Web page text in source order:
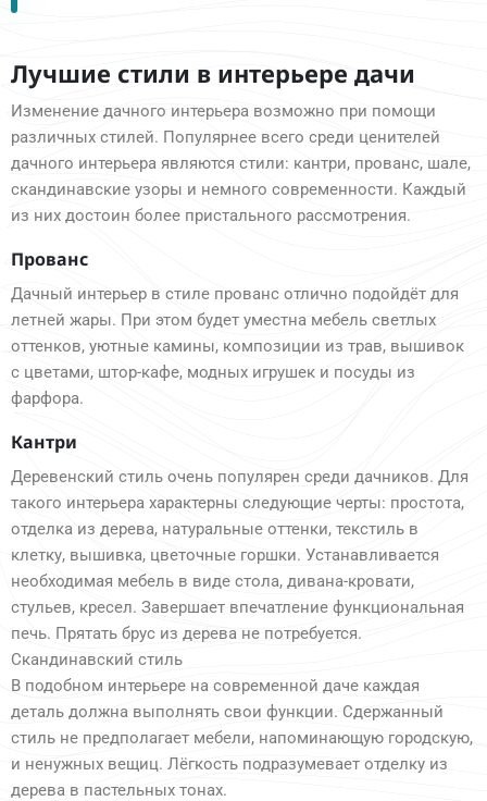
Лучшие стили в интерьере дачи
Изменение дачного интерьера возможно при помощи
различных стилей. Популярнее всего среди ценителей
дачного интерьера являются стили: кантри, прованс, шале,
скандинавские узоры и немного современности. Каждый
из них достоин более пристального рассмотрения.
Прованс
Дачный интерьер в стиле прованс отлично подойдёт для
летней жары. При этом будет уместна мебель светлых
оттенков, уютные камины, композиции из трав, вышивок
с цветами, штор-кафе, модных игрушек и посуды из
фарфора.
Кантри
Деревенский стиль очень популярен среди дачников. Для
такого интерьера характерны следующие черты: простота,
отделка из дерева, натуральные оттенки, текстиль в
клетку, вышивка, цветочные горшки. Устанавливается
необходимая мебель в виде стола, дивана-кровати,
стульев, кресел. Завершает впечатление функциональная
печь. Прятать брус из дерева не потребуется.
Скандинавский стиль
В подобном интерьере на современной даче каждая
деталь должна выполнять свои функции. Сдержанный
стиль не предполагает мебели, напоминающую городскую,
и ненужных вещиц. Лёгкость подразумевает отделку из
дерева в пастельных тонах.